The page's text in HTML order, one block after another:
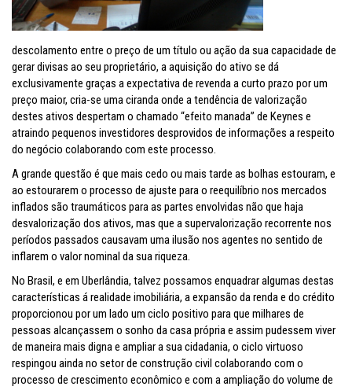
descolamento entre o preço de um título ou ação da sua capacidade de
gerar divisas ao seu proprietário, a aquisição do ativo se dá
exclusivamente graças a expectativa de revenda a curto prazo por um
preço maior, cria-se uma ciranda onde a tendência de valorização
destes ativos despertam o chamado “efeito manada” de Keynes e
atraindo pequenos investidores desprovidos de informações a respeito
do negócio colaborando com este processo.
A grande questão é que mais cedo ou mais tarde as bolhas estouram, e
ao estourarem o processo de ajuste para o reequilíbrio nos mercados
inflados são traumáticos para as partes envolvidas não que haja
desvalorização dos ativos, mas que a supervalorização recorrente nos
períodos passados causavam uma ilusão nos agentes no sentido de
inflarem o valor nominal da sua riqueza.
No Brasil, e em Uberlândia, talvez possamos enquadrar algumas destas
características á realidade imobiliária, a expansão da renda e do crédito
proporcionou por um lado um ciclo positivo para que milhares de
pessoas alcançassem o sonho da casa própria e assim pudessem viver
de maneira mais digna e ampliar a sua cidadania, o ciclo virtuoso
respingou ainda no setor de construção civil colaborando com o
processo de crescimento econômico e com a ampliação do volume de